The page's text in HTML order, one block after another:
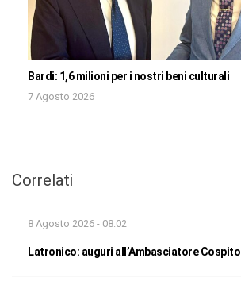
Bardi: 1,6 milioni per i nostri beni culturali
7 Agosto 2026
Correlati
8 Agosto 2026 - 08:02
Latronico: auguri all’Ambasciatore Cospito